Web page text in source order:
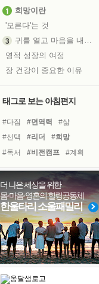
희망이란
'모른다'는 것
귀를 열고 마음을 내어주고
영적 성장의 여정
장 건강이 중요한 이유
흙이 된 몸으로 출근하는 여자
꿈이 실제가 되는 것
'말 타는 법'을 먼저
아픈 아버지를 위한 공간 설계
졸업식 사진을 보며
극심한 변비, 어깨결림, 수면 장애
보고 싶은 어머니
마음이 멈춰 버린 곳
태그로 보는 아침편지
#다짐 #면역력
#삶
#선택
#리더
#희망
#독서
#비전캠프
#계획
#경험
#명상
#링컨학교
#독서캠프
#힐링
#나눔
#아이들
#극복
#사람
#바이러스
#건강 #도움
더 나은 세상을 위한
몸·마음·영혼의 힐링공동체
한울타리 소울패밀리